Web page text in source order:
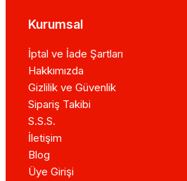
Kurumsal
İptal ve İade Şartları
Hakkımızda
Gizlilik ve Güvenlik
Sipariş Takibi
S.S.S.
İletişim
Blog
Üye Girişi